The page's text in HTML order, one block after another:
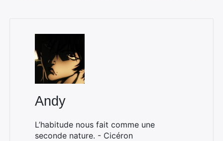
Andy
L’habitude nous fait comme une
seconde nature. - Cicéron